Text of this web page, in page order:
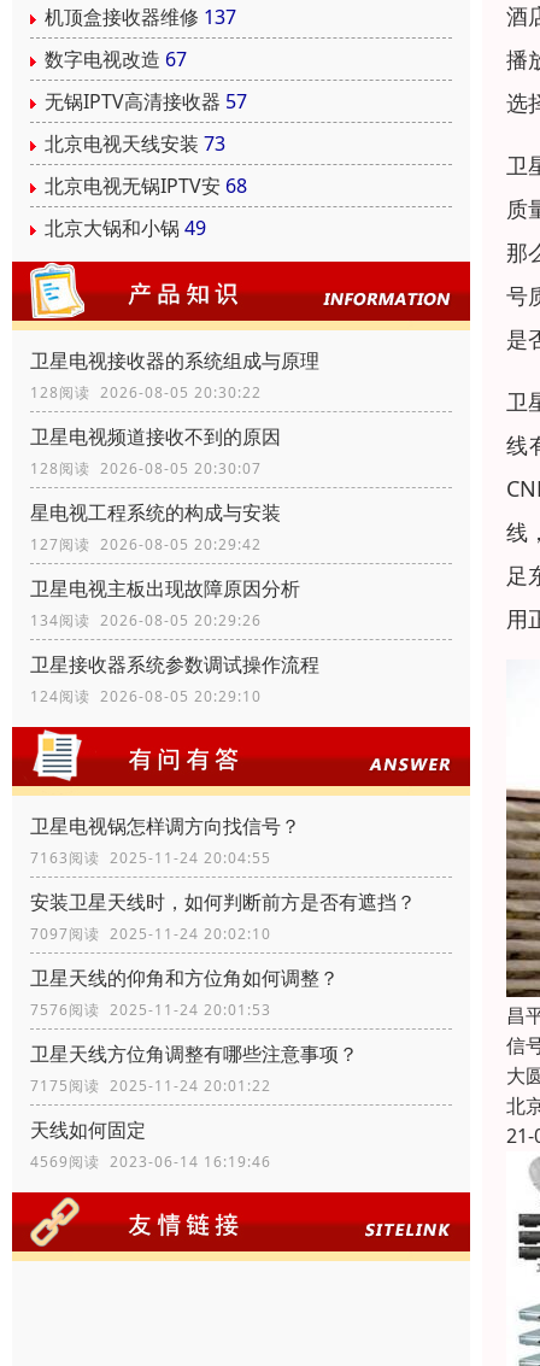
机顶盒接收器维修 137
数字电视改造 67
无锅IPTV高清接收器 57
北京电视天线安装 73
北京电视无锅IPTV安 68
北京大锅和小锅 49
卫星电视接收器的系统组成与原理
128阅读 2026-08-05 20:30:22
卫星电视频道接收不到的原因
128阅读 2026-08-05 20:30:07
星电视工程系统的构成与安装
127阅读 2026-08-05 20:29:42
卫星电视主板出现故障原因分析
134阅读 2026-08-05 20:29:26
卫星接收器系统参数调试操作流程
124阅读 2026-08-05 20:29:10
卫星电视锅怎样调方向找信号？
7163阅读 2025-11-24 20:04:55
安装卫星天线时，如何判断前方是否有遮挡？
7097阅读 2025-11-24 20:02:10
卫星天线的仰角和方位角如何调整？
7576阅读 2025-11-24 20:01:53
卫星天线方位角调整有哪些注意事项？
7175阅读 2025-11-24 20:01:22
天线如何固定
4569阅读 2023-06-14 16:19:46
酒
播
选
卫
质
那
号
是
卫
线
线
足
用
昌
信
大
北
21-